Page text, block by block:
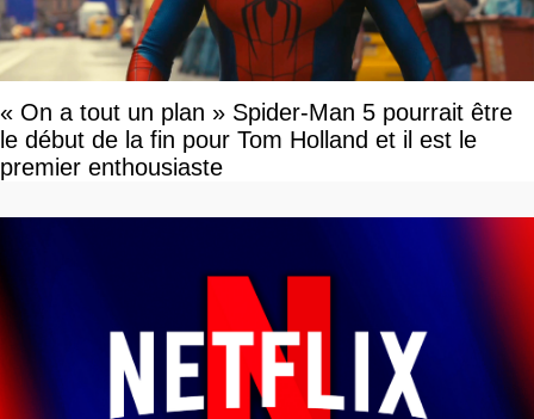
« On a tout un plan » Spider-Man 5 pourrait être
le début de la fin pour Tom Holland et il est le
premier enthousiaste